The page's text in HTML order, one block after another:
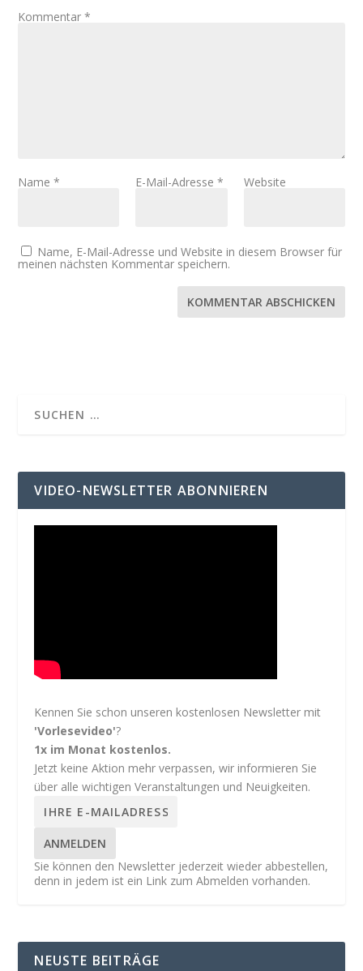
Kommentar*
Name* E-Mail-Adresse * Website
Name, E-Mail-Adresse und Website in diesem Browser für
meinen nächsten Kommentar speichern.
KOMMENTAR ABSCHICKEN
VIDEO-NEWSLETTER ABONNIEREN
Kennen Sie schon unseren kostenlosen Newsletter mit
'Vorlesevideo'?
1x im Monat kostenlos.
Jetzt keine Aktion mehr verpassen, wir informieren Sie
über alle wichtigen Veranstaltungen und Neuigkeiten.
ANMELDEN
Sie können den Newsletter jederzeit wieder abbestellen,
denn in jedem ist ein Link zum Abmelden vorhanden.
NEUSTE BEITRÄGE